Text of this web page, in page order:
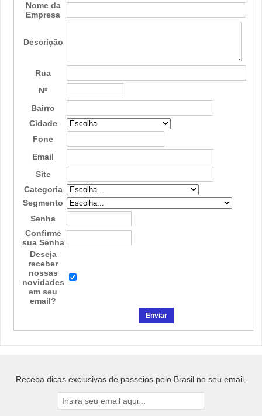
Nome da
Empresa
Descrição
Rua
Nº
Bairro
Cidade
Fone
Email
Site
Categoria
Segmento
Senha
Confirme
sua Senha
Deseja
receber
nossas
novidades
em seu
email?
Receba dicas exclusivas de passeios pelo Brasil no seu email.